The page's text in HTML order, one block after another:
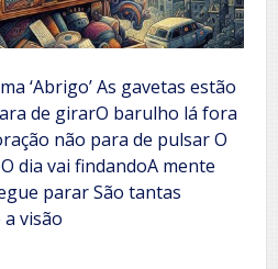
‘Abrigo’ As gavetas estão
de girarO barulho lá fora
não para de pulsar O
dia vai findandoA mente
parar São tantas
visão